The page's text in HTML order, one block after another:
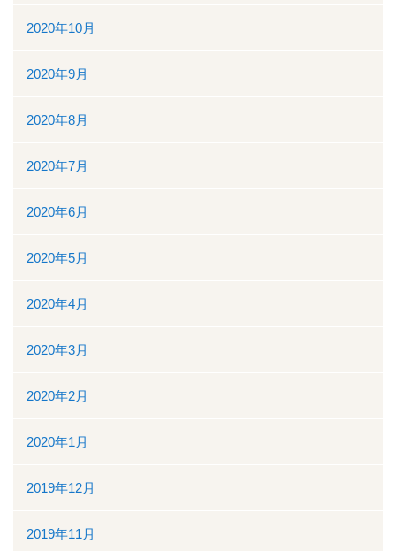
2020年10月
2020年9月
2020年8月
2020年7月
2020年6月
2020年5月
2020年4月
2020年3月
2020年2月
2020年1月
2019年12月
2019年11月